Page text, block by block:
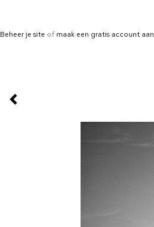
Beheer je site of maak een gratis account aan